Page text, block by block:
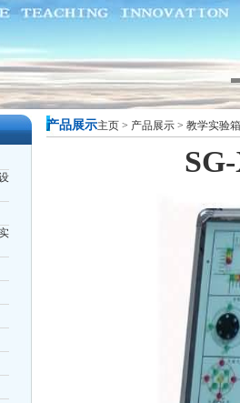
产品展示主页 > 产品展示 > 教学实验箱